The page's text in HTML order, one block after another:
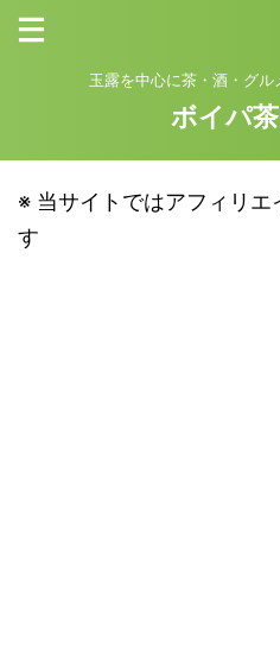
玉露を中心に茶・酒・グ
ボイパ
※ 当サイトではアフィリエ
す